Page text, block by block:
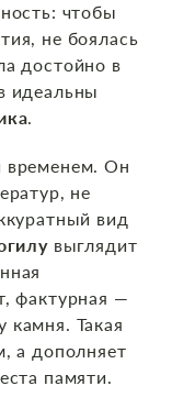
чтобы
не боялась
достойно в
идеальны
.
временем. Он
не
вид
выглядит
фактурная —
камня. Такая
а дополняет
памяти.